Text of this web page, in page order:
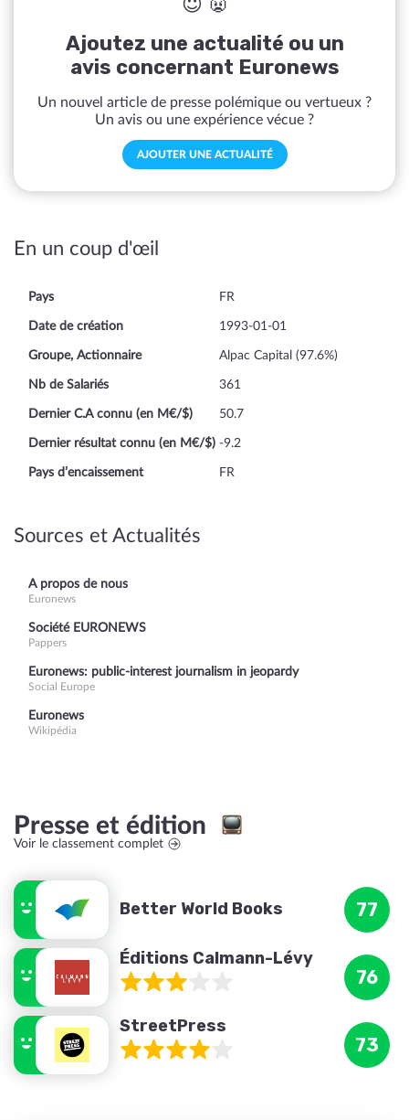
😇 👿
Ajoutez une actualité ou un
avis concernant Euronews
Un nouvel article de presse polémique ou vertueux ?
Un avis ou une expérience vécue ?
AJOUTER UNE ACTUALITÉ
En un coup d'œil
Pays FR
Date de création 1993-01-01
Groupe, Actionnaire Alpac Capital (97.6%)
Nb de Salariés 361
Dernier C.A connu (en M€/$) 50.7
Dernier résultat connu (en M€/$) -9.2
Pays d’encaissement FR
Sources et Actualités
A propos de nous
Euronews
Société EURONEWS
Pappers
Euronews: public-interest journalism in jeopardy
Social Europe
Euronews
Wikipédia
Presse et édition
Voir le classement complet
Better World Books 77
Éditions Calmann-Lévy
76
StreetPress
73